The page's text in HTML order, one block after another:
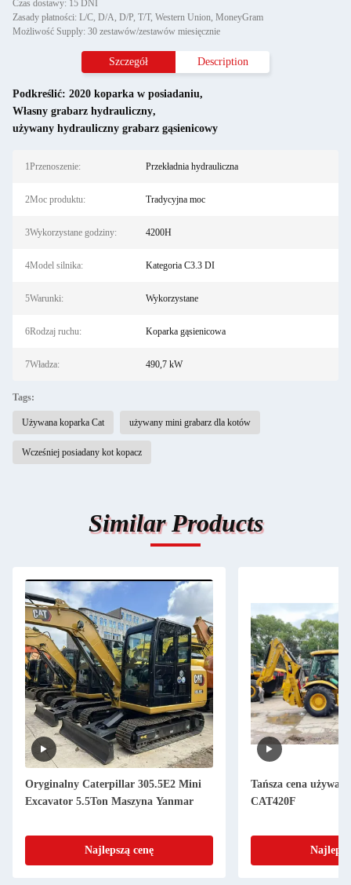
Czas dostawy: 15 DNI
Zasady płatności: L/C, D/A, D/P, T/T, Western Union, MoneyGram
Możliwość Supply: 30 zestawów/zestawów miesięcznie
Szczegół Description
Podkreślić: 2020 koparka w posiadaniu,
Własny grabarz hydrauliczny,
używany hydrauliczny grabarz gąsienicowy
1Przenoszenie: Przekładnia hydrauliczna
2Moc produktu: Tradycyjna moc
3Wykorzystane godziny: 4200H
4Model silnika: Kategoria C3.3 DI
5Warunki: Wykorzystane
6Rodzaj ruchu: Koparka gąsienicowa
7Władza: 490,7 kW
Tags:
Używana koparka Cat używany mini grabarz dla kotów
Wcześniej posiadany kot kopacz
Similar Products
Oryginalny Caterpillar 305.5E2 Mini
Excavator 5.5Ton Maszyna Yanmar
Najlepszą cenę
Tańsza cena
CAT420F